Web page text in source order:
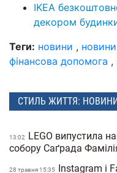
IKEA
декором
Теги: новини , новини
фінансова допомога ,
СТИЛЬ ЖИТТЯ: НОВИНИ
13:02
LEGO випустила
собору Саґрада
28 травня 15:35 Instagram і